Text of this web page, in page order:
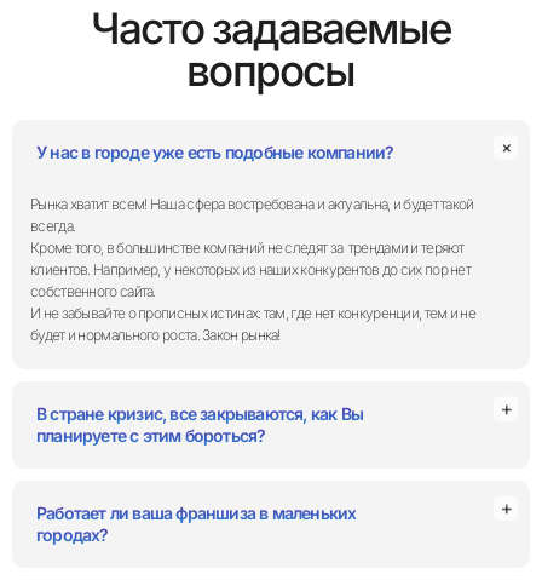
Часто задаваемые
вопросы
У нас в городе уже есть подобные компании?
Рынка хватит всем! Наша сфера востребована и актуальна, и будет такой
всегда.
Кроме того, в большинстве компаний не следят за трендами и теряют
клиентов. Например, у некоторых из наших конкурентов до сих пор нет
собственного сайта.
И не забывайте о прописных истинах: там, где нет конкуренции, тем и не
будет и нормального роста. Закон рынка!
В стране кризис, все закрываются, как Вы
планируете с этим бороться?
Работает ли ваша франшиза в маленьких
городах?